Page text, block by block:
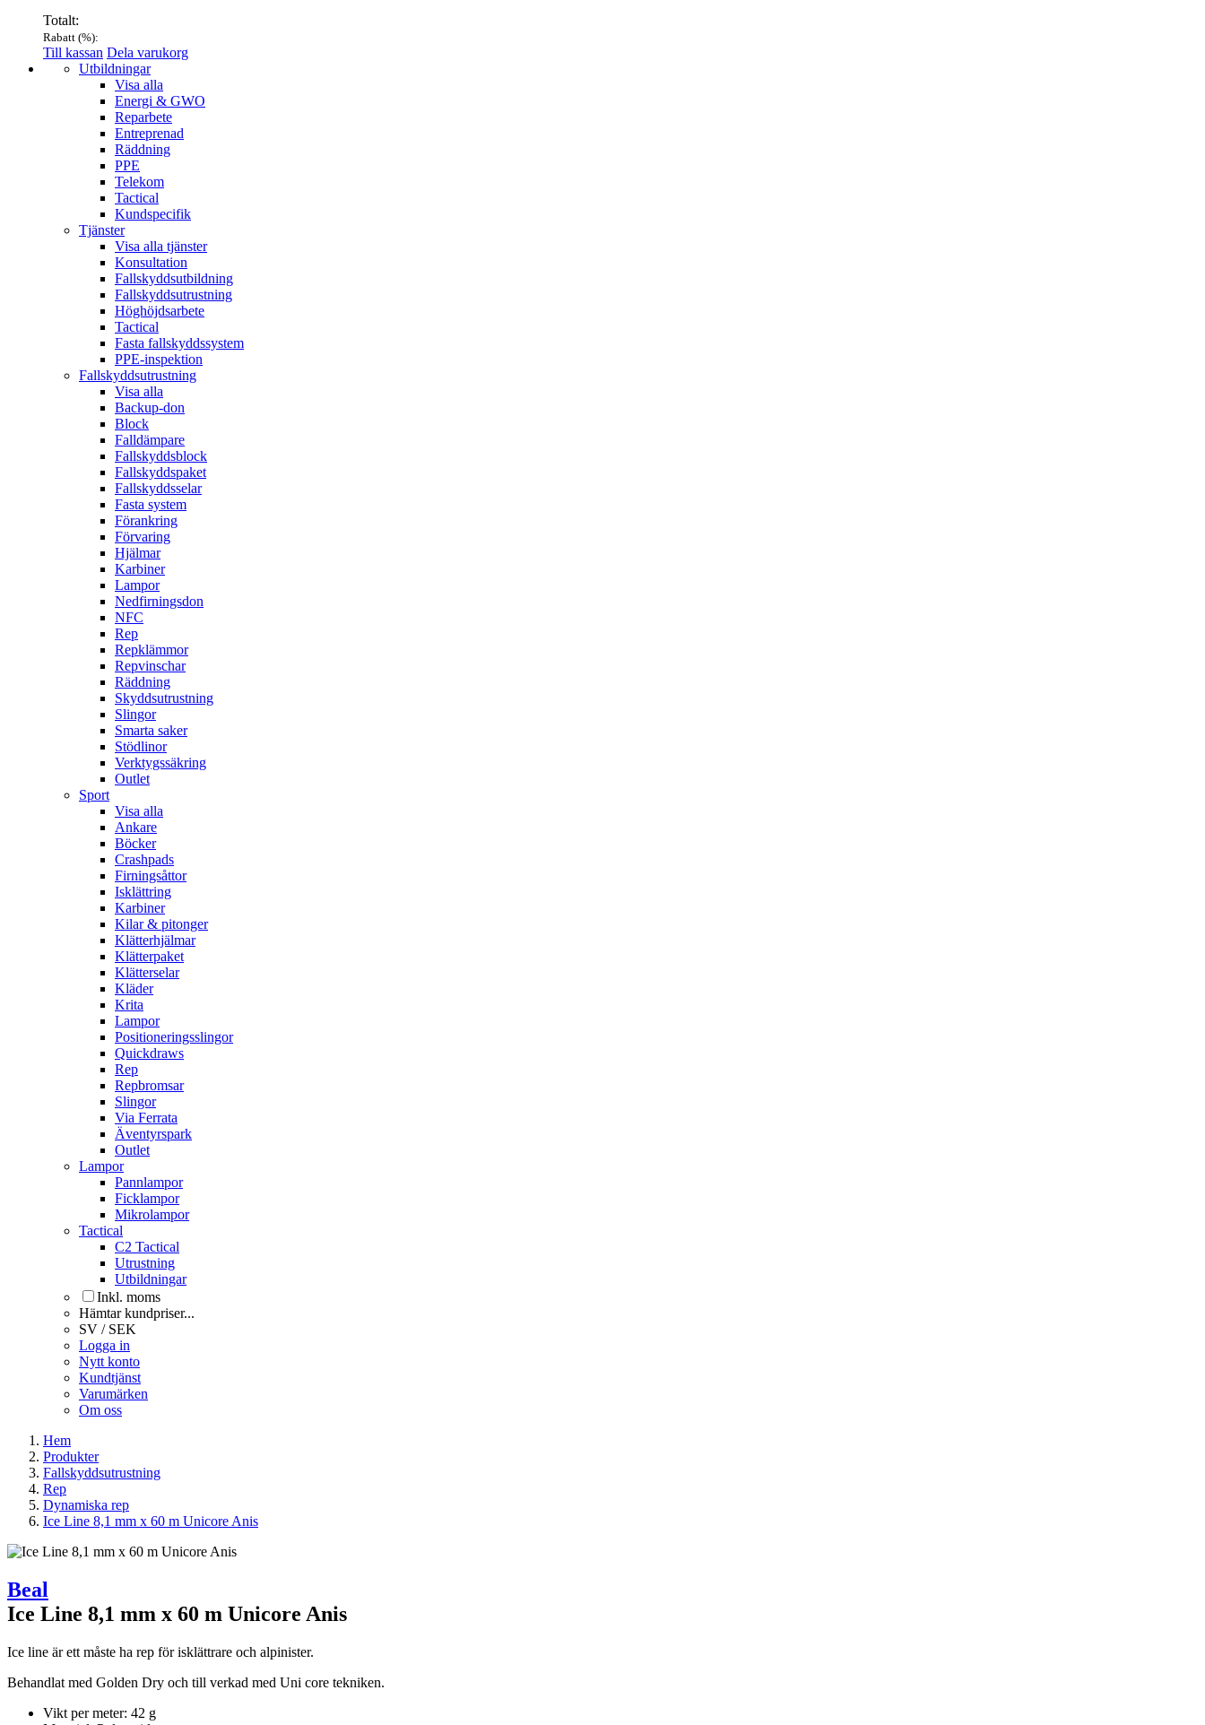
Totalt:
Rabatt (%):
Till kassan Dela varukorg
Menu Utbildningar
Visa alla
Energi & GWO
Reparbete
Entreprenad
Räddning
PPE
Telekom
Tactical
Kundspecifik
Tjänster
Visa alla tjänster
Konsultation
Fallskyddsutbildning
Fallskyddsutrustning
Höghöjdsarbete
Tactical
Fasta fallskyddssystem
PPE-inspektion
Fallskyddsutrustning
Visa alla
Backup-don
Block
Falldämpare
Fallskyddsblock
Fallskyddspaket
Fallskyddsselar
Fasta system
Förankring
Förvaring
Hjälmar
Karbiner
Lampor
Nedfirningsdon
NFC
Rep
Repklämmor
Repvinschar
Räddning
Skyddsutrustning
Slingor
Smarta saker
Stödlinor
Verktygssäkring
Outlet
Sport
Visa alla
Ankare
Böcker
Crashpads
Firningsåttor
Isklättring
Karbiner
Kilar & pitonger
Klätterhjälmar
Klätterpaket
Klätterselar
Kläder
Krita
Lampor
Positioneringsslingor
Quickdraws
Rep
Repbromsar
Slingor
Via Ferrata
Äventyrspark
Outlet
Lampor
Pannlampor
Ficklampor
Mikrolampor
Tactical
C2 Tactical
Utrustning
Utbildningar
Inkl. moms
Hämtar kundpriser...
SV / SEK
Logga in
Nytt konto
Kundtjänst
Varumärken
Om oss
Hem
Produkter
Fallskyddsutrustning
Rep
Dynamiska rep
Ice Line 8,1 mm x 60 m Unicore Anis
Beal
Ice Line 8,1 mm x 60 m Unicore Anis
Ice line är ett måste ha rep för isklättrare och alpinister.
Behandlat med Golden Dry och till verkad med Uni core tekniken.
Vikt per meter: 42 g